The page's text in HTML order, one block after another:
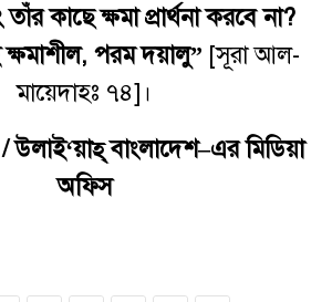
তাঁর কাছে ক্ষমা প্রার্থনা করবে না?
ক্ষমাশীল, পরম দয়ালু” [সূরা আল-
মায়েদাহঃ ৭৪]।
/ উলাই‘য়াহ্‌ বাংলাদেশ–এর মিডিয়া
অফিস